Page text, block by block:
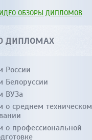
ОБЗОРЫ ДИПЛОМОВ
ДИПЛОМАХ
России
Белоруссии
ВУЗа
о среднем техническом
о профессиональной